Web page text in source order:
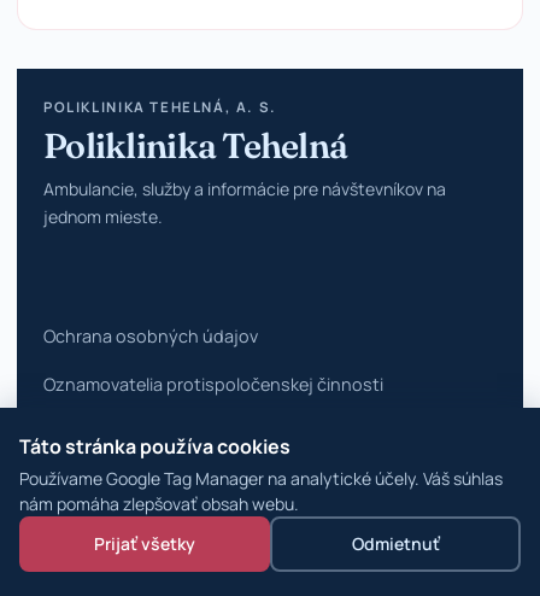
Táto stránka používa cookies
Používame Google Tag Manager na analytické účely. Váš súhlas
nám pomáha zlepšovať obsah webu.
Prijať všetky
Odmietnuť
POLIKLINIKA TEHELNÁ, A. S.
Poliklinika Tehelná
Ambulancie, služby a informácie pre návštevníkov na
jednom mieste.
Ochrana osobných údajov
Oznamovatelia protispoločenskej činnosti
Vyhlásenie o prístupnosti
Zmeniť nastavenia cookies
© 2026 Poliklinika Tehelná · WordPress špecialisti